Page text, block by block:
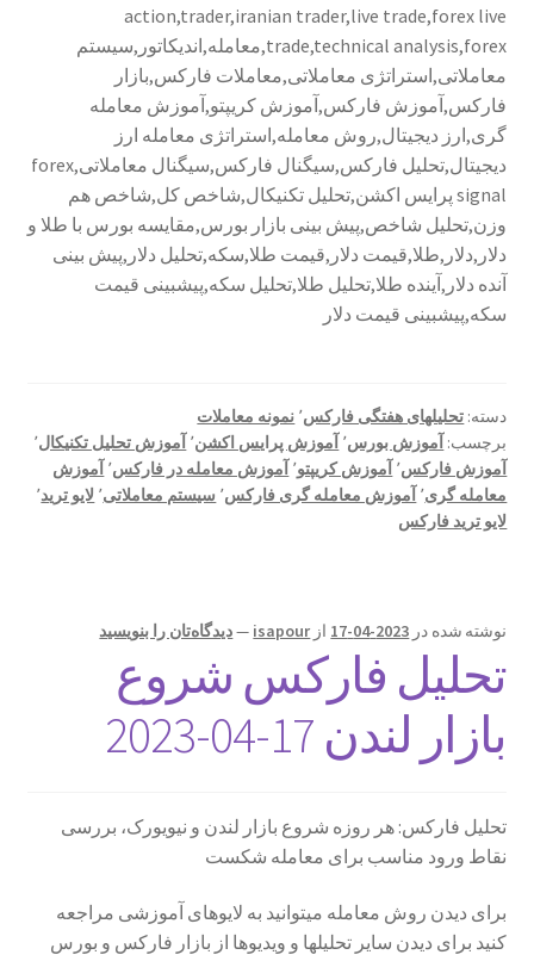
action,trader,iranian trader,live trade,forex live
trade,technical analysis,forex,معامله,اندیکاتور,سیستم
معاملاتی,استراتژی معاملاتی,معاملات فارکس,بازار
فارکس,آموزش فارکس,آموزش کریپتو,آموزش معامله
گری,ارز دیجیتال,روش معامله,استراتژی معامله ارز
دیجیتال,تحلیل فارکس,سیگنال فارکس,سیگنال معاملاتی,forex
signal پرایس اکشن,تحلیل تکنیکال,شاخص کل,شاخص هم
وزن,تحلیل شاخص,پیش بینی بازار بورس,مقایسه بورس با طلا و
دلار,دلار,طلا,قیمت دلار,قیمت طلا,سکه,تحلیل دلار,پیش بینی
آنده دلار,آینده طلا,تحلیل طلا,تحلیل سکه,پیشبینی قیمت
سکه,پیشبینی قیمت دلار
دسته: تحلیلهای هفتگی فارکس٬ نمونه معاملات
برچسب: آموزش بورس٬ آموزش پرایس اکشن٬ آموزش تحلیل تکنیکال٬
آموزش فارکس٬ آموزش کریپتو٬ آموزش معامله در فارکس٬ آموزش
معامله گری٬ آموزش معامله گری فارکس٬ سیستم معاملاتی٬ لایو ترید٬
لایو ترید فارکس
نوشته شده در 2023-04-17 ازisapour
—دیدگاه‌تان را بنویسید
تحلیل فارکس شروع
بازار لندن 17-04-2023
تحلیل فارکس: هر روزه شروع بازار لندن و نیویورک، بررسی
نقاط ورود مناسب برای معامله شکست
برای دیدن روش معامله میتوانید به لایوهای آموزشی مراجعه
کنید برای دیدن سایر تحلیلها و ویدیوها از بازار فارکس و بورس